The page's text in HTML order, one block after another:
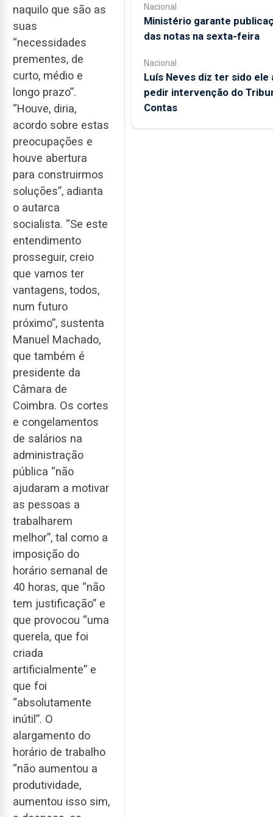
naquilo que são as
suas
“necessidades
prementes, de
curto, médio e
longo prazo”.
“Houve, diria,
acordo sobre estas
preocupações e
houve abertura
para construirmos
soluções”, adianta
o autarca
socialista. “Se este
entendimento
prosseguir, creio
que vamos ter
vantagens, todos,
num futuro
próximo”, sustenta
Manuel Machado,
que também é
presidente da
Câmara de
Coimbra. Os cortes
e congelamentos
de salários na
administração
pública “não
ajudaram a motivar
as pessoas a
trabalharem
melhor”, tal como a
imposição do
horário semanal de
40 horas, que “não
tem justificação” e
que provocou “uma
querela, que foi
criada
artificialmente” e
que foi
“absolutamente
inútil”. O
alargamento do
horário de trabalho
“não aumentou a
produtividade,
aumentou isso sim,
Nacional
Ministério garante
das notas na sexta-feira
Nacional
Luís Neves diz ter sido ele
pedir intervenção do
Contas